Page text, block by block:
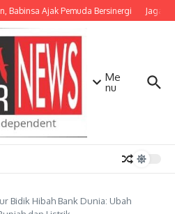
Babinsa Ajak Pemuda Bersinergi Jaga
Me
nu
Bidik Hibah Bank Dunia: Ubah